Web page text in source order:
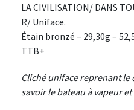
LA CIVILISATION/ DANS
R/ Uniface.
Étain bronzé – 29,30g –
TTB+
Cliché uniface reprenant
savoir le bateau à vapeur